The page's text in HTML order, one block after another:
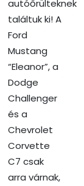
autóőrülteknek
találtuk ki! A
Ford
Mustang
“Eleanor”, a
Dodge
Challenger
és a
Chevrolet
Corvette
C7 csak
arra várnak,